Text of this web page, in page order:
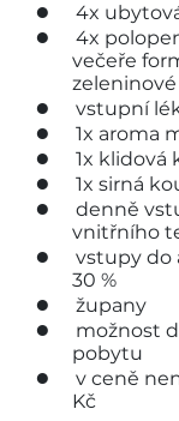
4x
4x
večeře
zeleninové
vstupní
1x aroma
1x klidová
1x sirná
denně
vnitřního
vstupy do
30 %
župany
možnost
pobytu
v ceně
Kč